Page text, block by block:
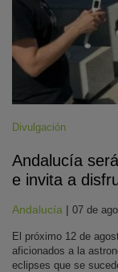
Divulgación
Andalucía
e invita a
Andalucía | 07 de
El próximo 12 de
aficionados a la
eclipses que se